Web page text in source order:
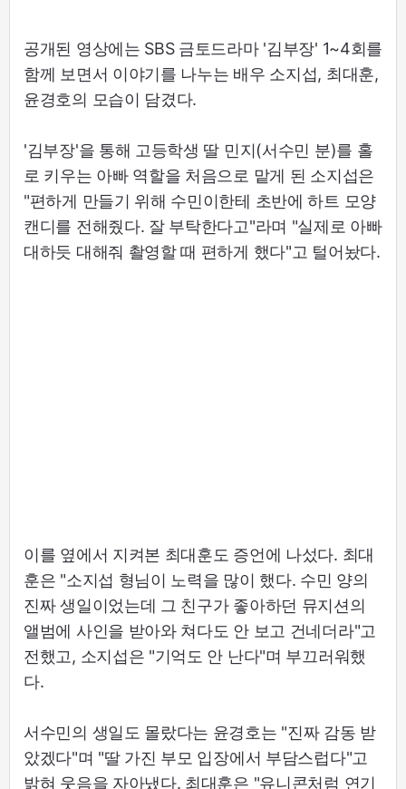
공개된 영상에는 SBS 금토드라마 '김부장' 1~4회를
함께 보면서 이야기를 나누는 배우 소지섭, 최대훈,
윤경호의 모습이 담겼다.
'김부장'을 통해 고등학생 딸 민지(서수민 분)를 홀
로 키우는 아빠 역할을 처음으로 맡게 된 소지섭은
"편하게 만들기 위해 수민이한테 초반에 하트 모양
캔디를 전해줬다. 잘 부탁한다고"라며 "실제로 아빠
대하듯 대해줘 촬영할 때 편하게 했다"고 털어놨다.
이를 옆에서 지켜본 최대훈도 증언에 나섰다. 최대
훈은 "소지섭 형님이 노력을 많이 했다. 수민 양의
진짜 생일이었는데 그 친구가 좋아하던 뮤지션의
앨범에 사인을 받아와 쳐다도 안 보고 건네더라"고
전했고, 소지섭은 "기억도 안 난다"며 부끄러워했
다.
서수민의 생일도 몰랐다는 윤경호는 "진짜 감동 받
았겠다"며 "딸 가진 부모 입장에서 부담스럽다"고
밝혀 웃음을 자아냈다. 최대훈은 "유니콘처럼 연기